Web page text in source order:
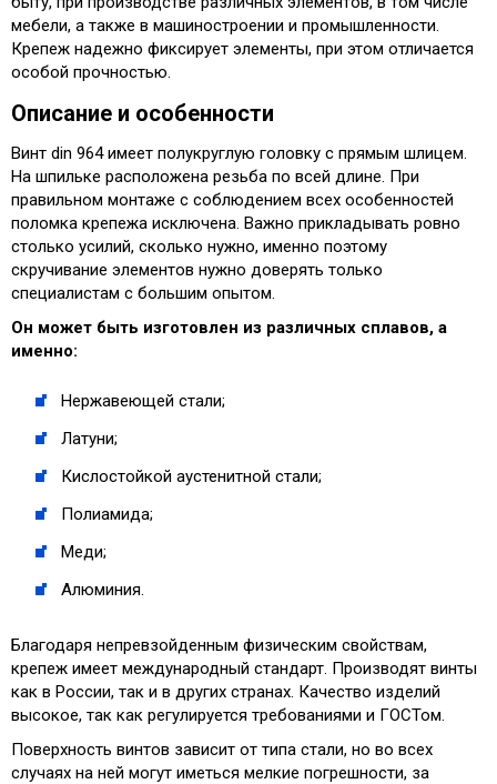
мебели, а также в машиностроении и промышленности.
Крепеж надежно фиксирует элементы, при этом отличается
особой прочностью.
Описание и особенности
Винт din 964 имеет полукруглую головку с прямым шлицем.
На шпильке расположена резьба по всей длине. При
правильном монтаже с соблюдением всех особенностей
поломка крепежа исключена. Важно прикладывать ровно
столько усилий, сколько нужно, именно поэтому
скручивание элементов нужно доверять только
специалистам с большим опытом.
Он может быть изготовлен из различных сплавов, а
именно:
Нержавеющей стали;
Латуни;
Кислостойкой аустенитной стали;
Полиамида;
Меди;
Алюминия.
Благодаря непревзойденным физическим свойствам,
крепеж имеет международный стандарт. Производят винты
как в России, так и в других странах. Качество изделий
высокое, так как регулируется требованиями и ГОСТом.
Поверхность винтов зависит от типа стали, но во всех
случаях на ней могут иметься мелкие погрешности, за